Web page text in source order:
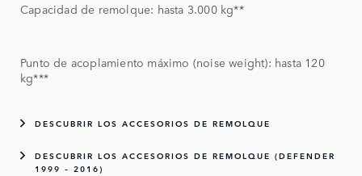
Capacidad de remolque: hasta 3.000 kg**
Punto de acoplamiento máximo (noise weight): hasta 120
kg***
DESCUBRIR LOS ACCESORIOS DE REMOLQUE
DESCUBRIR LOS ACCESORIOS DE REMOLQUE (DEFENDER
1999 – 2016)